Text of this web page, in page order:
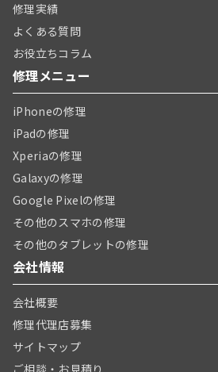
修理実績
よくある質問
お役立ちコラム
修理メニュー
iPhoneの修理
iPadの修理
Xperiaの修理
Galaxyの修理
Google Pixelの修理
その他のスマホの修理
その他のタブレットの修理
会社情報
会社概要
修理代理店募集
サイトマップ